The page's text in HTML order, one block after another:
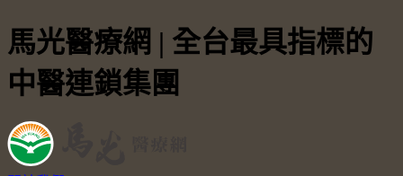
馬光醫療網 | 全台最具指標的
中醫連鎖集團